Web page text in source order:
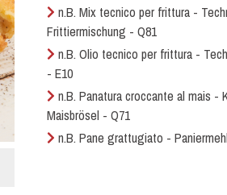
n.B. Mix tecnico per frittura -
Frittiermischung - Q81
n.B. Olio tecnico per frittura -
- E10
n.B. Panatura croccante al mais -
Maisbrösel - Q71
n.B. Pane grattugiato -